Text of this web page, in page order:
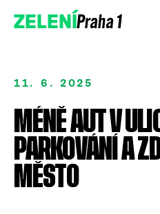
ZELENÍPraha 1
11. 6. 2025
MÉNĚ AUT V
PARKOVÁNÍ A
MĚSTO